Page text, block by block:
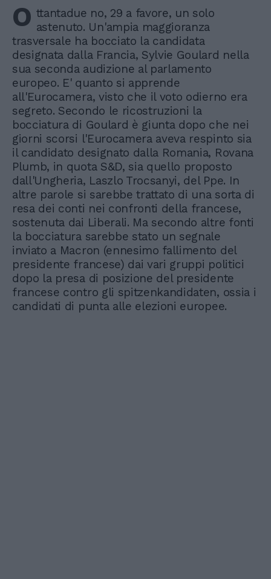
O ttantadue no, 29 a favore, un solo
astenuto. Un'ampia maggioranza
trasversale ha bocciato la candidata
designata dalla Francia, Sylvie Goulard nella
sua seconda audizione al parlamento
europeo. E' quanto si apprende
all'Eurocamera, visto che il voto odierno era
segreto. Secondo le ricostruzioni la
bocciatura di Goulard è giunta dopo che nei
giorni scorsi l'Eurocamera aveva respinto sia
il candidato designato dalla Romania, Rovana
Plumb, in quota S&D, sia quello proposto
dall'Ungheria, Laszlo Trocsanyi, del Ppe. In
altre parole si sarebbe trattato di una sorta di
resa dei conti nei confronti della francese,
sostenuta dai Liberali. Ma secondo altre fonti
la bocciatura sarebbe stato un segnale
inviato a Macron (ennesimo fallimento del
presidente francese) dai vari gruppi politici
dopo la presa di posizione del presidente
francese contro gli spitzenkandidaten, ossia i
candidati di punta alle elezioni europee.